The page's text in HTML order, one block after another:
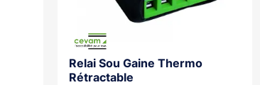
Relai Sou Gaine Thermo
Rétractable